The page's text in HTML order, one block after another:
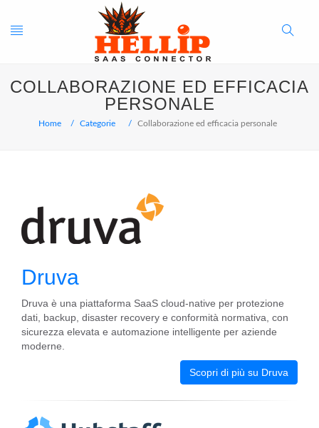
Toggle
navigation
Search
Button
COLLABORAZIONE ED EFFICACIA
PERSONALE
Home Categorie Collaborazione ed efficacia personale
Druva
Druva è una piattaforma SaaS cloud-native per protezione
dati, backup, disaster recovery e conformità normativa, con
sicurezza elevata e automazione intelligente per aziende
moderne.
Scopri di più su Druva